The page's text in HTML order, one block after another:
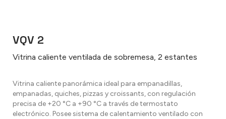
VQV 2
Vitrina caliente ventilada de sobremesa, 2 estantes
Vitrina caliente panorámica ideal para empanadillas,
empanadas, quiches, pizzas y croissants, con regulación
precisa de +20 °C a +90 °C a través de termostato
electrónico. Posee sistema de calentamiento ventilado con